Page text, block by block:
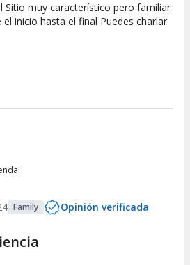
Sitio muy característico pero familiar
el inicio hasta el final Puedes charlar
Family Opinión verificada